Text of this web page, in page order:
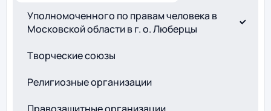
Уполномоченного по правам человека в
Московской области в г. о. Люберцы
Творческие союзы
Религиозные организации
Правозащитные организации